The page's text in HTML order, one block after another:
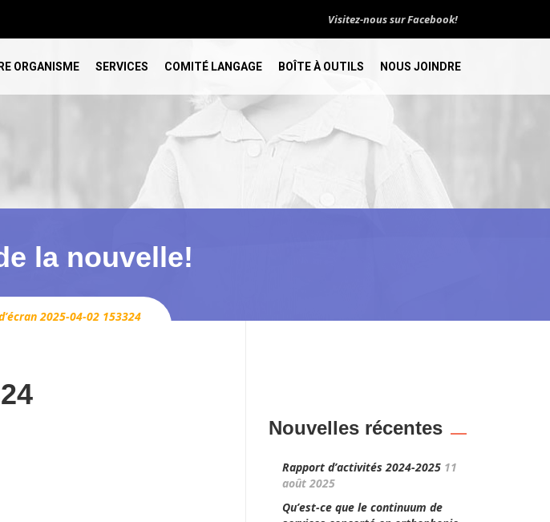
Visitez-nous sur Facebook!
ORGANISME SERVICES COMITÉ LANGAGE BOÎTE À OUTILS NOUS JOINDRE
la nouvelle!
2025-04-02 153324
Nouvelles récentes
Rapport d’activités 2024-2025 11
août 2025
Qu’est-ce que le continuum de